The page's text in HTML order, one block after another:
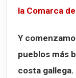
la Comarca
Y
pueblos más
costa gallega.